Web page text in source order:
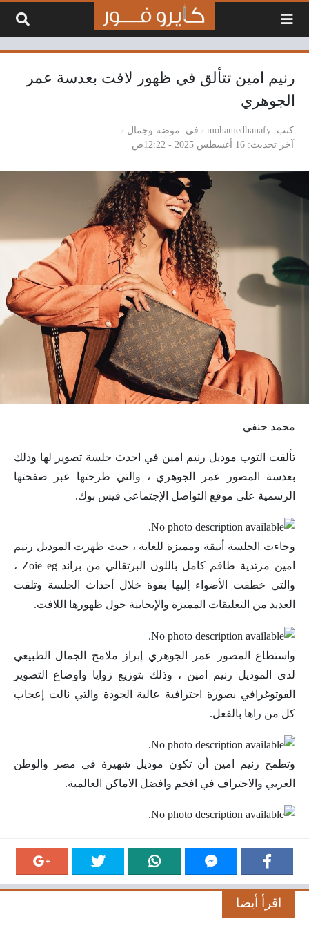
رنيم امين تتألق في ظهور لافت بعدسة عمر
الجوهري
كتب mohamedhanafy في
موضة وجمال
آخر تحديث 16 أغسطس 2025 - 12:22ص
محمد حنفي
تألقت التوب موديل رنيم امين في احدث جلسة تصوير لها وذلك
بعدسة المصور عمر الجوهري ، والتي طرحتها عبر صفحتها
الرسمية على موقع التواصل الإجتماعي فيس بوك.
وجاءت الجلسة أنيقة ومميزة للغاية ، حيث ظهرت الموديل رنيم
امين مرتدية طاقم كامل باللون البرتقالي من براند Zoie eg ،
والتي خطفت الأضواء إليها بقوة خلال أحداث الجلسة وتلقت
العديد من التعليقات المميزة والإيجابية حول ظهورها اللافت.
واستطاع المصور عمر الجوهري إبراز ملامح الجمال الطبيعي
لدى الموديل رنيم امين ، وذلك بتوزيع زوايا واوضاع التصوير
الفوتوغرافي بصورة احترافية عالية الجودة والتي نالت إعجاب
كل من راها بالفعل.
وتطمح رنيم امين أن تكون موديل شهيرة في مصر والوطن
العربي والاحتراف في افخم وافضل الاماكن العالمية.
اقرأ أيضا